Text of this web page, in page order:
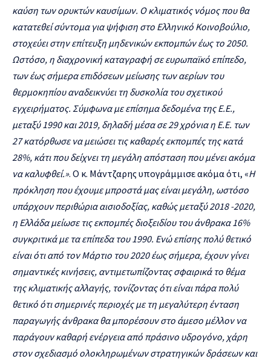
καύση των ορυκτών καυσίμων. Ο κλιματικός νόμος που θα
κατατεθεί σύντομα για ψήφιση στο Ελληνικό Κοινοβούλιο,
στοχεύει στην επίτευξη μηδενικών εκπομπών έως το 2050.
Ωστόσο, η διαχρονική καταγραφή σε ευρωπαϊκό επίπεδο,
των έως σήμερα επιδόσεων μείωσης των αερίων του
θερμοκηπίου αναδεικνύει τη δυσκολία του σχετικού
εγχειρήματος. Σύμφωνα με επίσημα δεδομένα της Ε.Ε.,
μεταξύ 1990 και 2019, δηλαδή μέσα σε 29 χρόνια η Ε.Ε. των
27 κατόρθωσε να μειώσει τις καθαρές εκπομπές της κατά
28%, κάτι που δείχνει τη μεγάλη απόσταση που μένει ακόμα
να καλυφθεί.». Ο κ. Μάντζαρης υπογράμμισε ακόμα ότι, «Η
πρόκληση που έχουμε μπροστά μας είναι μεγάλη, ωστόσο
υπάρχουν περιθώρια αισιοδοξίας, καθώς μεταξύ 2018 -2020,
η Ελλάδα μείωσε τις εκπομπές διοξειδίου του άνθρακα 16%
συγκριτικά με τα επίπεδα του 1990. Ενώ επίσης πολύ θετικό
είναι ότι από τον Μάρτιο του 2020 έως σήμερα, έχουν γίνει
σημαντικές κινήσεις, αντιμετωπίζοντας σφαιρικά το θέμα
της κλιματικής αλλαγής, τονίζοντας ότι είναι πάρα πολύ
θετικό ότι σημερινές περιοχές με τη μεγαλύτερη ένταση
παραγωγής άνθρακα θα μπορέσουν στο άμεσο μέλλον να
παράγουν καθαρή ενέργεια από πράσινο υδρογόνο, χάρη
στον σχεδιασμό ολοκληρωμένων στρατηγικών δράσεων και